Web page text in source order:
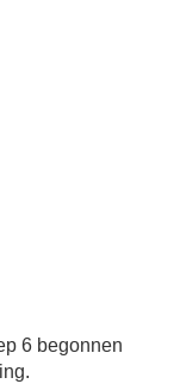
6 begonnen